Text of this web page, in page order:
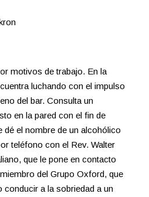
motivos de trabajo. En la
luchando con el impulso
del bar. Consulta un
en la pared con el fin de
dé el nombre de un alcohólico
teléfono con el Rev. Walter
que le pone en contacto
del Grupo Oxford, que
conducir a la sobriedad a un